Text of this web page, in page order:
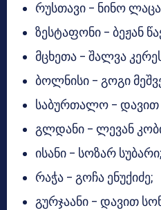
რუსთავი – ნინო
ზესტაფონი – ბეჟან
მცხეთა – შალვა
ბოლნისი – გოგი
საბურთალო – დავით
გლდანი – ლევან
ისანი – სოზარ სუბარი;
რაჭა – გოჩა ენუქიძე;
გურჯაანი – დავით